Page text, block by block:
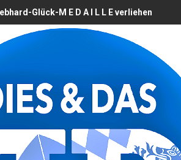
Glück-M E D A I L L E verliehen